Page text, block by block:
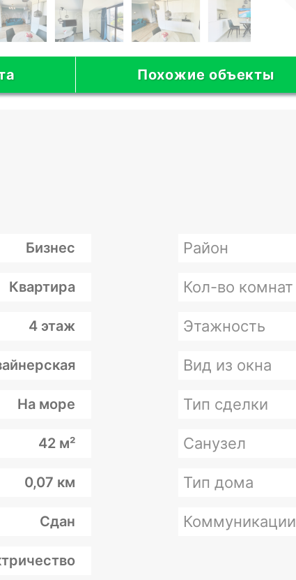
Похожие объекты
Бизнес Район
Квартира Кол-во комнат
4 этаж Этажность
Вид из окна
На море Тип сделки
42 м² Санузел
0,07 км Тип дома
Сдан Коммуникации